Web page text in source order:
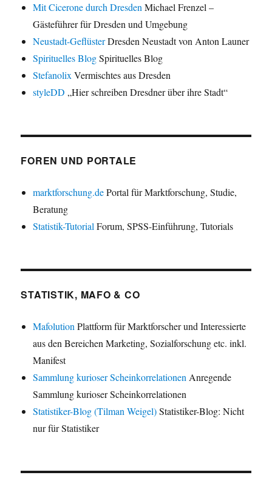
Mit Cicerone durch Dresden Michael Frenzel –
Gästeführer für Dresden und Umgebung
Neustadt-GeflüsterDresden Neustadt von Anton Launer
Spirituelles BlogSpirituelles Blog
Stefanolix Vermischtes aus Dresden
styleDD „Hier schreiben Dresdner über ihre Stadt“
FOREN UND PORTALE
marktforschung.dePortal für Marktforschung, Studie,
Beratung
Statistik-Tutorial Forum, SPSS-Einführung, Tutorials
STATISTIK, MAFO & CO
Mafolution Plattform für Marktforscher und Interessierte
aus den Bereichen Marketing, Sozialforschung etc. inkl.
Manifest
Sammlung kurioser Scheinkorrelationen Anregende
Sammlung kurioser Scheinkorrelationen
Statistiker-Blog (Tilman Weigel)Statistiker-Blog: Nicht
nur für Statistiker